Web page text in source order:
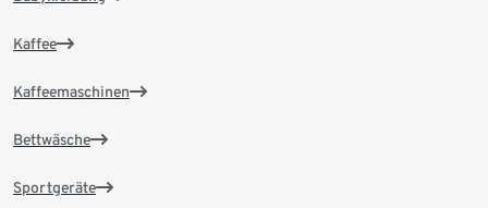
Kaffee
Kaffeemaschinen
Bettwäsche
Sportgeräte